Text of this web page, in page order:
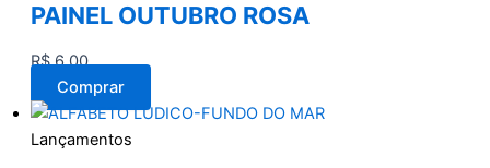
PAINEL OUTUBRO ROSA
R$6,00
Comprar
Lançamentos